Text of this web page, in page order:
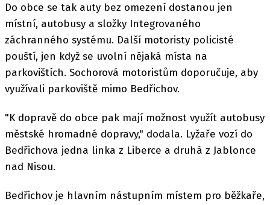
Do obce se tak auty bez omezení dostanou jen
místní, autobusy a složky Integrovaného
záchranného systému. Další motoristy policisté
pouští, jen když se uvolní nějaká místa na
parkovištích. Sochorová motoristům doporučuje, aby
využívali parkoviště mimo Bedřichov.
"K dopravě do obce pak mají možnost využít autobusy
městské hromadné dopravy," dodala. Lyžaře vozí do
Bedřichova jedna linka z Liberce a druhá z Jablonce
nad Nisou.
Bedřichov je hlavním nástupním místem pro běžkaře,